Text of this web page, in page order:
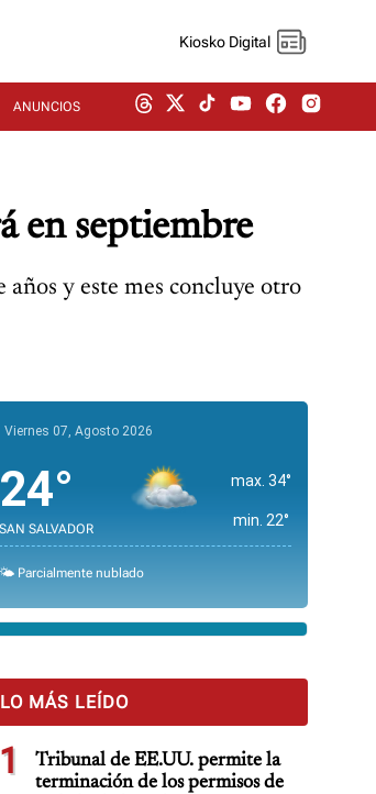
Kiosko Digital
ANUNCIOS
en septiembre
y este mes concluye otro
Viernes 07, Agosto 2026
24°
SAN SALVADOR
max. 34°
min. 22°
🌤️ Parcialmente nublado
LO MÁS LEÍDO
1
Tribunal de EE.UU. permite la
terminación de los permisos de